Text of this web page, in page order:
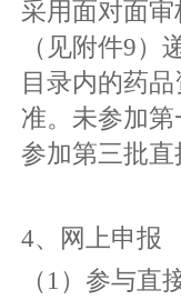
采用面对面
（见附件9
目录内的药
准。未参加
参加第三批
4、网上申报
（1）参与